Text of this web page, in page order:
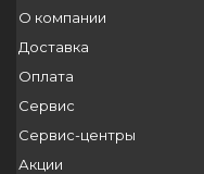
О компании
Доставка
Оплата
Сервис
Сервис-центры
Акции